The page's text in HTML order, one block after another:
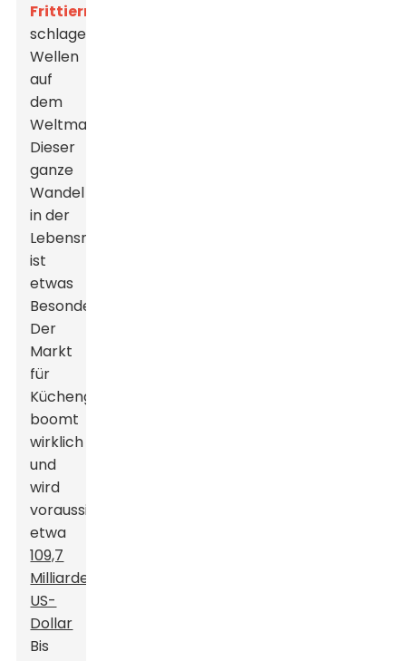
Frittiermaschinen
schlagen
Wellen
auf
dem
Weltmarkt.
Dieser
ganze
Wandel
in der
Lebensmittelverarbeitungstechnologie
ist
etwas
Besonderes!
Der
Markt
für
Küchengeschirr
boomt
wirklich
und
wird
voraussichtlich
etwa
109,7
Milliarden
US-
Dollar
Bis